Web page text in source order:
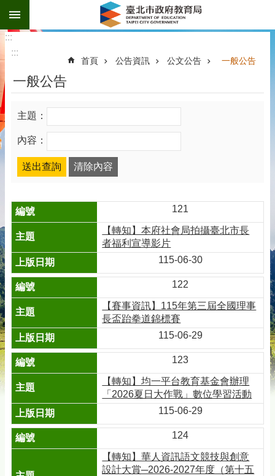
跳到主要內容區塊
:::
:::
首頁 公告資訊 公文公告 一般公告
一般公告
主題：
內容：
121
【轉知】本府社會局拍攝臺北市長
者福利宣導影片
115-06-30
122
【賽事資訊】115年第三屆全國理事
長盃跆拳道錦標賽
115-06-29
123
【轉知】均一平台教育基金會辦理
「2026夏日大作戰」數位學習活動
115-06-29
124
【轉知】華人資訊語文競技與創意
設計大賞─2026-2027年度（第十五